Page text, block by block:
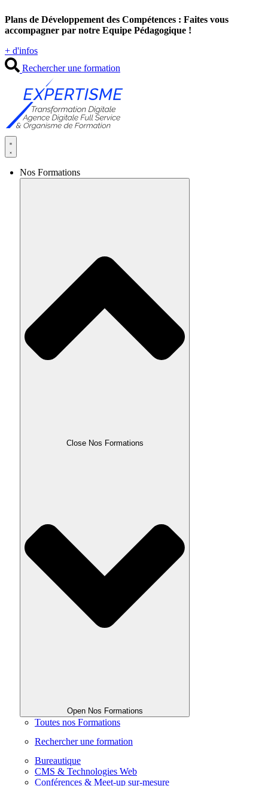
au
contenu
Plans de Développement des Compétences : Faites vous
accompagner par notre Equipe Pédagogique !
+ d'infos
Rechercher une formation
Nos Formations
Close Nos Formations
Open Nos Formations
Toutes nos Formations
Rechercher une formation
Bureautique
CMS & Technologies Web
Conférences & Meet-up sur-mesure